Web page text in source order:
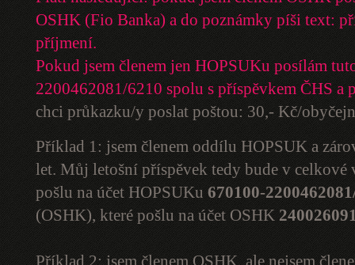
OSHK (Fio Banka) a do poznámky píši text:
příjmení.
Pokud jsem členem jen HOPSUKu posílám
2200462081/6210 spolu s příspěvkem ČHS a
chci průkazku/y poslat poštou: 30,- Kč/
Příklad 1: jsem členem oddílu HOPSUK a
let. Můj letošní příspěvek tedy bude v
pošlu na účet HOPSUKu 670100-
(OSHK), které pošlu na účet OSHK
Příklad 2: jsem členem OSHK, ale nejsem